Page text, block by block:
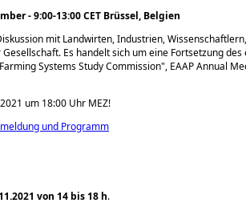
- 9:00-13:00 CET Brüssel, Belgien
mit Landwirten, Industrien,
Es handelt sich um eine Fortsetzung
Systems Study Commission , EAAP Annual
um 18:00 Uhr MEZ!
und Programm
von 14 bis 18 h.